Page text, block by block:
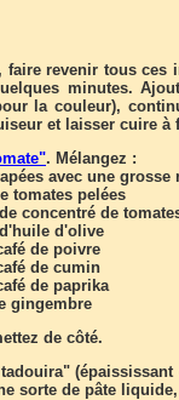
faire revenir tous
minutes.
la couleur),
et laisser cuire à
. Mélangez :
avec une grosse
tomates pelées
concentré de
d'olive
de poivre
de cumin
de paprika
gingembre
de côté.
sorte de pâte